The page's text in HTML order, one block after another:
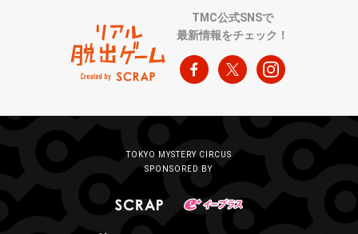
TMC公式SNSで
最新情報をチェック！
TOKYO MYSTERY CIRCUS
SPONSORED BY